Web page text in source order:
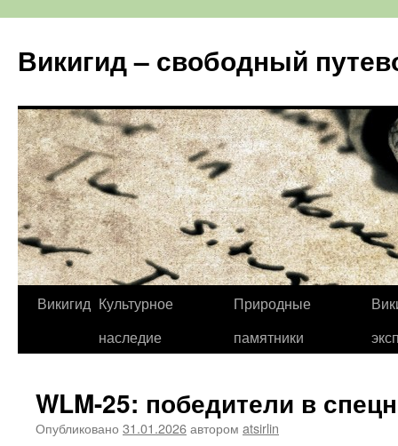
содержимому
Викигид – свободный
Викигид Культурное
наследие
Природные
памятники
WLM-25: победители в
Опубликовано 31.01.2026автором atsirlin